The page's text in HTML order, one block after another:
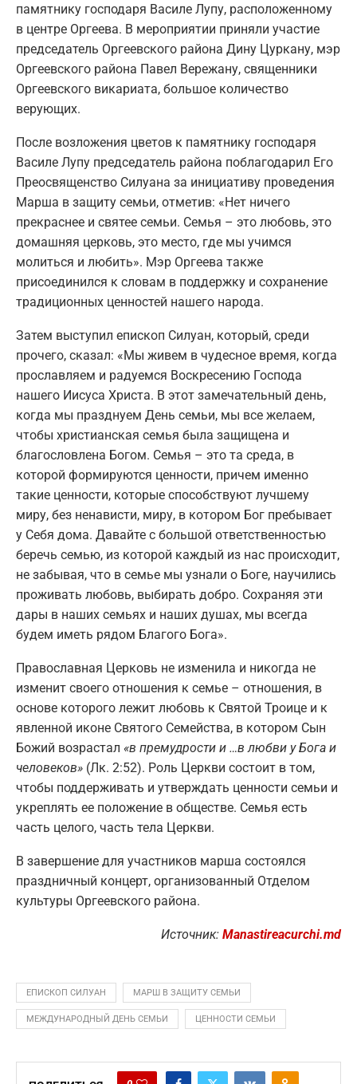
памятнику господаря Василе Лупу, расположенному
в центре Оргеева. В мероприятии приняли участие
председатель Оргеевского района Дину Цуркану, мэр
Оргеевского района Павел Вережану, священники
Оргеевского викариата, большое количество
верующих.
После возложения цветов к памятнику господаря
Василе Лупу председатель района поблагодарил Его
Преосвященство Силуана за инициативу проведения
Марша в защиту семьи, отметив: «Нет ничего
прекраснее и святее семьи. Семья – это любовь, это
домашняя церковь, это место, где мы учимся
молиться и любить». Мэр Оргеева также
присоединился к словам в поддержку и сохранение
традиционных ценностей нашего народа.
Затем выступил епископ Силуан, который, среди
прочего, сказал: «Мы живем в чудесное время, когда
прославляем и радуемся Воскресению Господа
нашего Иисуса Христа. В этот замечательный день,
когда мы празднуем День семьи, мы все желаем,
чтобы христианская семья была защищена и
благословлена ​​Богом. Семья – это та среда, в
которой формируются ценности, причем именно
такие ценности, которые способствуют лучшему
миру, без ненависти, миру, в котором Бог пребывает
у Себя дома. Давайте с большой ответственностью
беречь семью, из которой каждый из нас происходит,
не забывая, что в семье мы узнали о Боге, научились
проживать любовь, выбирать добро. Сохраняя эти
дары в наших семьях и наших душах, мы всегда
будем иметь рядом Благого Бога».
Православная Церковь не изменила и никогда не
изменит своего отношения к семье – отношения, в
основе которого лежит любовь к Святой Троице и к
явленной иконе Святого Семейства, в котором Сын
Божий возрастал «в премудрости и …в любви у Бога и
человеков» (Лк. 2:52). Роль Церкви состоит в том,
чтобы поддерживать и утверждать ценности семьи и
укреплять ее положение в обществе. Семья есть
часть целого, часть тела Церкви.
В завершение для участников марша состоялся
праздничный концерт, организованный Отделом
культуры Оргеевского района.
Источник: Manastireacurchi.md
ЕПИСКОП СИЛУАН МАРШ В ЗАЩИТУ СЕМЬИ
МЕЖДУНАРОДНЫЙ ДЕНЬ СЕМЬИ ЦЕННОСТИ СЕМЬИ